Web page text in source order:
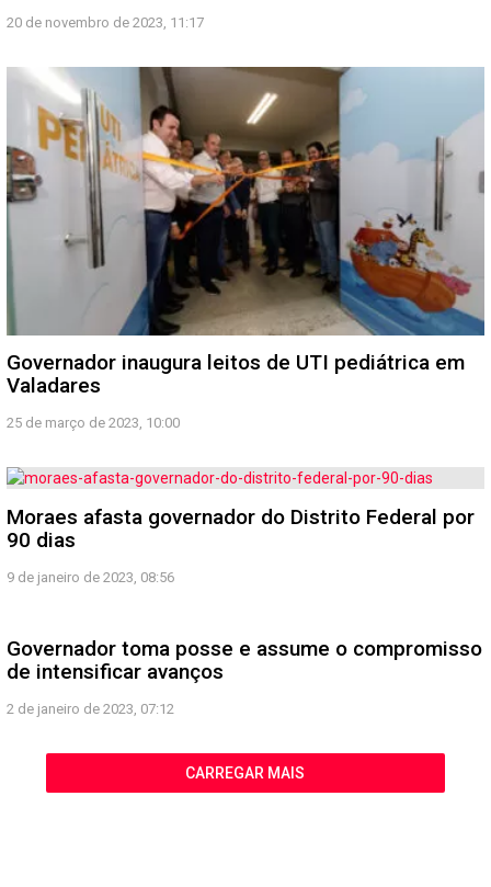
20 de novembro de 2023, 11:17
Governador inaugura leitos de UTI pediátrica em
Valadares
25 de março de 2023, 10:00
Moraes afasta governador do Distrito Federal por
90 dias
9 de janeiro de 2023, 08:56
Governador toma posse e assume o compromisso
de intensificar avanços
2 de janeiro de 2023, 07:12
CARREGAR MAIS